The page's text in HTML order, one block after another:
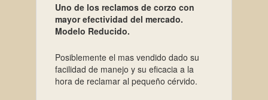
Uno de los reclamos de corzo con
mayor efectividad del mercado.
Modelo Reducido.
Posiblemente el mas vendido dado su
facilidad de manejo y su eficacia a la
hora de reclamar al pequeño cérvido.